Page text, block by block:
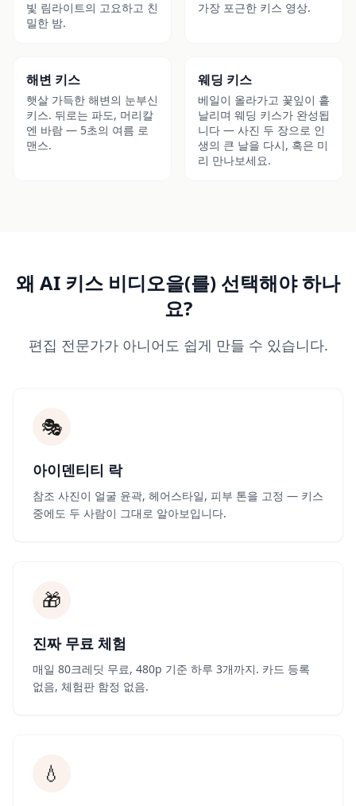
빛 림라이트의 고요하고 친
밀한 밤.
가장 포근한 키스 영상.
해변 키스
햇살 가득한 해변의 눈부신
키스. 뒤로는 파도, 머리칼
엔 바람 — 5초의 여름 로
맨스.
웨딩 키스
베일이 올라가고 꽃잎이 흩
날리며 웨딩 키스가 완성됩
니다 — 사진 두 장으로 인
생의 큰 날을 다시, 혹은 미
리 만나보세요.
왜 AI 키스 비디오을(를) 선택해야 하나
요?
편집 전문가가 아니어도 쉽게 만들 수 있습니다.
🎭
아이덴티티 락
참조 사진이 얼굴 윤곽, 헤어스타일, 피부 톤을 고정 — 키스
중에도 두 사람이 그대로 알아보입니다.
🎁
진짜 무료 체험
매일 80크레딧 무료, 480p 기준 하루 3개까지. 카드 등록
없음, 체험판 함정 없음.
💧